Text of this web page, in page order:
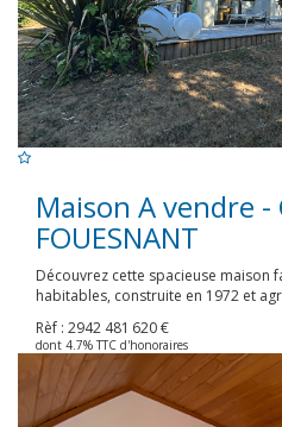
Maison A vendre -
FOUESNANT
Découvrez cette spacieuse maison
habitables, construite en 1972 et
Rèf : 2942 481 620 €
dont 4.7% TTC d'honoraires